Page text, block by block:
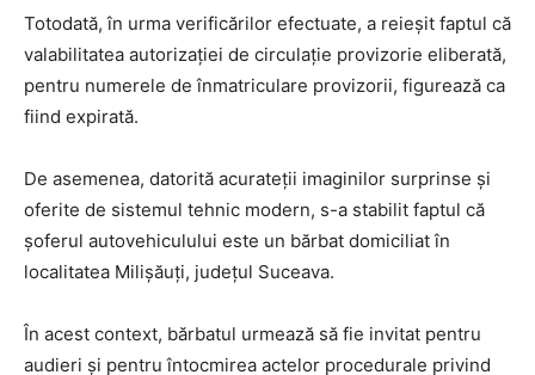
Totodată, în urma verificărilor efectuate, a reieșit faptul că
valabilitatea autorizației de circulație provizorie eliberată,
pentru numerele de înmatriculare provizorii, figurează ca
fiind expirată.
De asemenea, datorită acurateții imaginilor surprinse și
oferite de sistemul tehnic modern, s-a stabilit faptul că
șoferul autovehiculului este un bărbat domiciliat în
localitatea Milișăuți, județul Suceava.
În acest context, bărbatul urmează să fie invitat pentru
audieri și pentru întocmirea actelor procedurale privind